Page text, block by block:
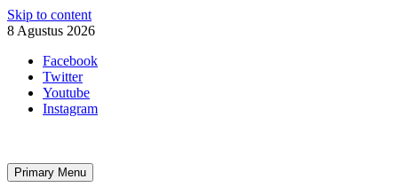
Skip to content
8 Agustus 2026
Facebook
Twitter
Youtube
Instagram
Primary Menu